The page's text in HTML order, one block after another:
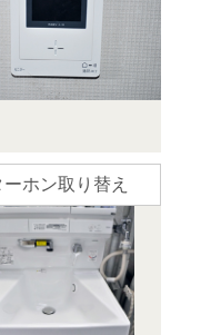
ホン取り替え